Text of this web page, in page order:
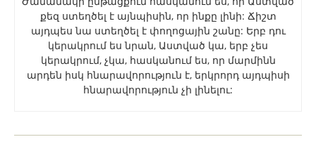
քեզ ստեղծել է այնպիսին, որ ինքը լինի: Ճիշտ
այդպես նա ստեղծել է փողոցային շանը: Երբ դու
կերակրում ես նրան, Աստված կա, երբ չես
կերակրում, չկա, հասկանում ես, որ մարմինն
արդեն իսկ հնարավորություն է, երկրորդ այդպիսի
հնարավորություն չի լինելու: